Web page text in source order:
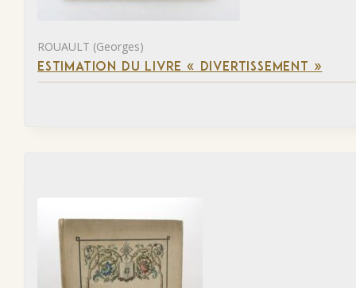
ROUAULT (Georges)
ESTIMATION DU LIVRE « DIVERTISSEMENT »